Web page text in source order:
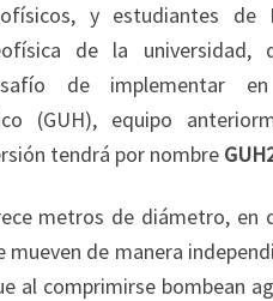
y estudiantes de
de la universidad,
de implementar
(GUH), equipo
tendrá por nombre
metros de diámetro, en
de manera
al comprimirse bombean